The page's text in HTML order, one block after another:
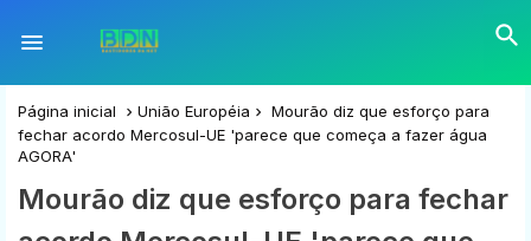
Página inicial União Européia
Mourão diz que esforço para
fechar acordo Mercosul-UE 'parece que começa a fazer água
AGORA'
Mourão diz que esforço para fechar